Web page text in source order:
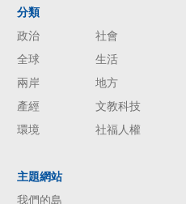
分類
政治
社會
全球
生活
兩岸
地方
產經
文教科技
環境
社福人權
主題網站
我們的島